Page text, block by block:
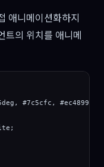
애니메이션화하지
의 위치를 애니메
#7c5cfc, #ec4899,